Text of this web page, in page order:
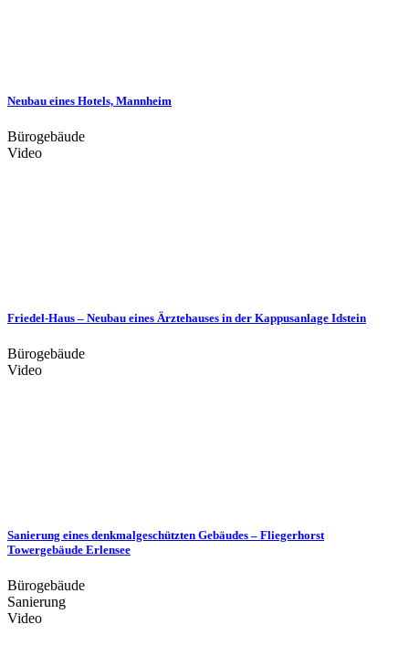
Neubau eines Hotels, Mannheim
Bürogebäude
Video
Friedel-Haus – Neubau eines Ärztehauses in der Kappusanlage Idstein
Bürogebäude
Video
Sanierung eines denkmalgeschützten Gebäudes – Fliegerhorst
Towergebäude Erlensee
Bürogebäude
Sanierung
Video